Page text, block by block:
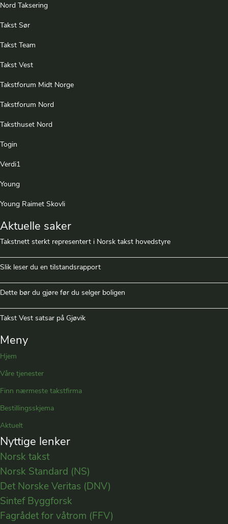
Nord Taksering
Takst Sør
Takst Team
Takst Vest
Takstforum Midt Norge
Takstforum Nord
Taksthuset Nord
Togin
Verdi1
Young
Young Raimet Skovli
Aktuelle saker
Takstnett sterkt representert i Norsk takst hovedstyre
Slik leser du en tilstandsrapport
Dette bør du gjøre før du selger boligen
Takst Vest satsar på Gjøvik
Meny
Hjem
Våre tjenester
Finn nærmeste takstfirma
Bestillingsskjema
Aktuelt
Nyttige lenker
Norsk takst
Norsk Standard (NS)
Det Norske Veritas (DNV)
Sintef Byggforsk
Fagrådet for våtrom (FFV)